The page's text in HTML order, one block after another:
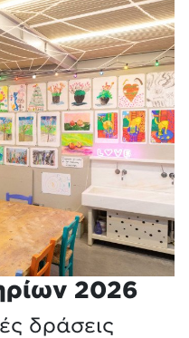
2026
δράσεις